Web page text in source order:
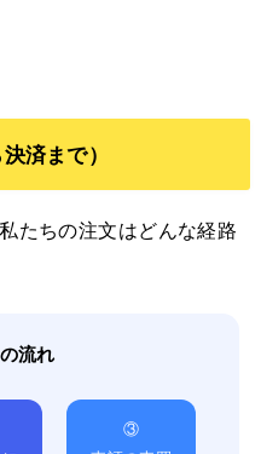
済まで）
たちの注文はどんな経路
流れ
③